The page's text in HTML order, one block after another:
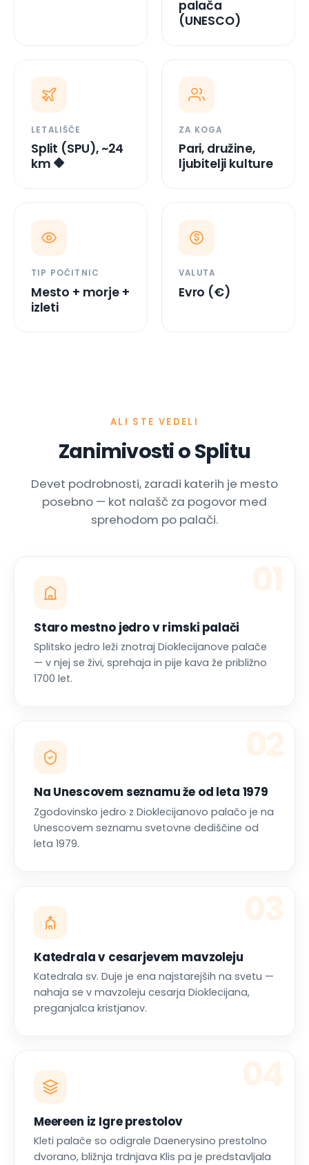
LETALIŠČE
km 🔶
ZA KOGA
ljubitelji kulture
TIP POČITNIC
izleti
VALUTA
Zanimivosti o Splitu
Devet podrobnosti, zaradi katerih je mesto
posebno — kot nalašč za pogovor med
sprehodom po palači.
Staro mestno jedro v rimski palači
— v njej se živi, sprehaja in pije kava že približno
1700 let.
Na Unescovem seznamu že od leta 1979
Unescovem seznamu svetovne dediščine od
leta 1979.
Katedrala v cesarjevem mavzoleju
nahaja se v mavzoleju cesarja Dioklecijana,
preganjalca kristjanov.
Meereen iz Igre prestolov
dvorano, bližnja trdnjava Klis pa je predstavljala
mesto Meereen.